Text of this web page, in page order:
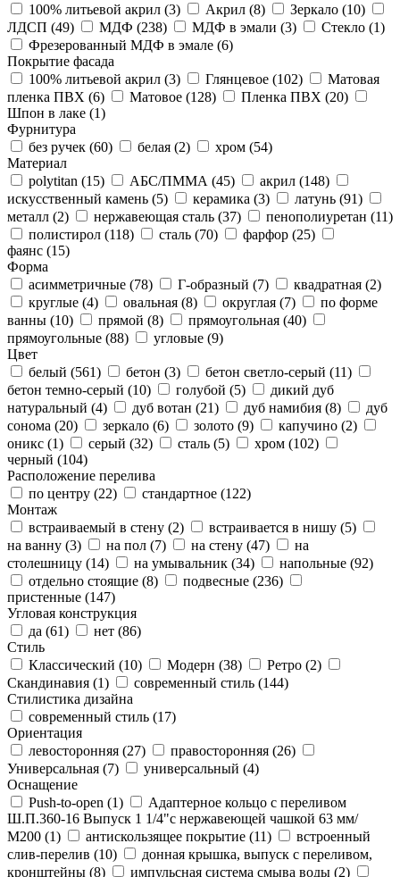
100% литьевой акрил (3) Акрил (8) Зеркало (10)
ЛДСП (49) МДФ (238) МДФ в эмали (3) Стекло (1)
Фрезерованный МДФ в эмале (6)
Покрытие фасада
100% литьевой акрил (3) Глянцевое (102)
Матовая
пленка ПВХ (6) Матовое (128) Пленка ПВХ (20)
Шпон в лаке (1)
Фурнитура
без ручек (60) белая (2) хром (54)
Материал
polytitan (15) АБС/ПММА (45) акрил (148)
искусственный камень (5) керамика (3) латунь (91)
металл (2) нержавеющая сталь (37) пенополиуретан (11)
полистирол (118) сталь (70) фарфор (25)
фаянс (15)
Форма
асимметричные (78) Г-образный (7) квадратная (2)
круглые (4) овальная (8) округлая (7)
по форме
ванны (10) прямой (8) прямоугольная (40)
прямоугольные (88) угловые (9)
Цвет
белый (561) бетон (3) бетон светло-серый (11)
бетон темно-серый (10) голубой (5)
дикий дуб
натуральный (4) дуб вотан (21) дуб намибия (8)
дуб
сонома (20) зеркало (6) золото (9) капучино (2)
оникс (1) серый (32) сталь (5) хром (102)
черный (104)
Расположение перелива
по центру (22) стандартное (122)
Монтаж
встраиваемый в стену (2) встраивается в нишу (5)
на ванну (3) на пол (7) на стену (47)
на
столешницу (14) на умывальник (34) напольные (92)
отдельно стоящие (8) подвесные (236)
пристенные (147)
Угловая конструкция
да (61) нет (86)
Стиль
Классический (10) Модерн (38) Ретро (2)
Скандинавия (1) современный стиль (144)
Стилистика дизайна
современный стиль (17)
Ориентация
левосторонняя (27) правосторонняя (26)
Универсальная (7) универсальный (4)
Оснащение
Push-to-open (1)
Адаптерное кольцо с переливом
Ш.П.360-16 Выпуск 1 1/4"с нержавеющей чашкой 63 мм/
М200 (1) антискользящее покрытие (11)
встроенный
слив-перелив (10)
донная крышка, выпуск с переливом,
кронштейны (8) импульсная система смыва воды (2)